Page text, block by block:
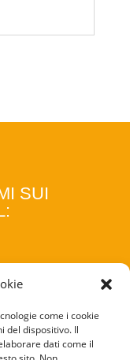
come i cookie
del dispositivo. Il
dati come il
SUI